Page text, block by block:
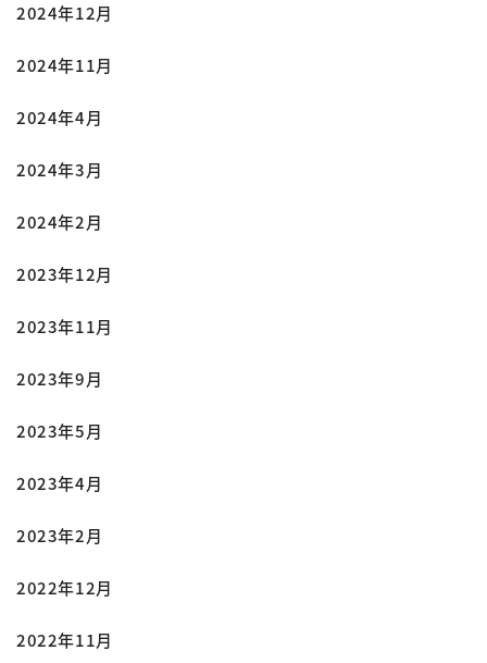
2024年12月
2024年11月
2024年4月
2024年3月
2024年2月
2023年12月
2023年11月
2023年9月
2023年5月
2023年4月
2023年2月
2022年12月
2022年11月